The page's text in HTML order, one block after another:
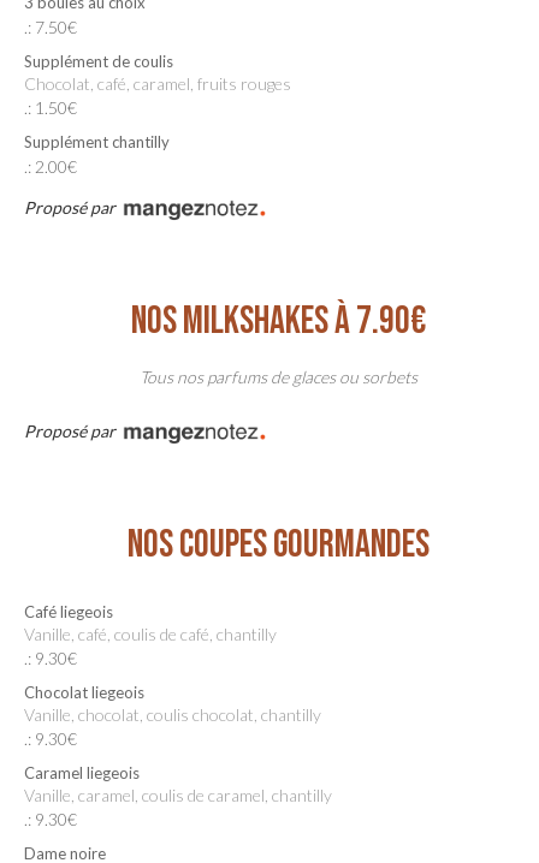
.: 7.50€
Supplément de coulis
Chocolat, café, caramel, fruits rouges
.: 1.50€
Supplément chantilly
.: 2.00€
Proposé par
NOS MILKSHAKES À 7.90€
Tous nos parfums de glaces ou sorbets
Proposé par
NOS COUPES GOURMANDES
Café liegeois
Vanille, café, coulis de café, chantilly
.: 9.30€
Chocolat liegeois
Vanille, chocolat, coulis chocolat, chantilly
.: 9.30€
Caramel liegeois
Vanille, caramel, coulis de caramel, chantilly
.: 9.30€
Dame noire